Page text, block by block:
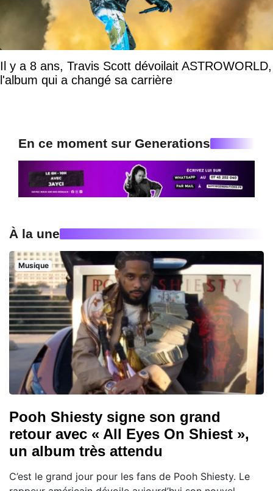
Il y a 8 ans, Travis Scott dévoilait ASTROWORLD,
l'album qui a changé sa carrière
En ce moment sur Generations
À la une
Musique
Pooh Shiesty signe son grand
retour avec « All Eyes On Shiest »,
un album très attendu
C’est le grand jour pour les fans de Pooh Shiesty. Le